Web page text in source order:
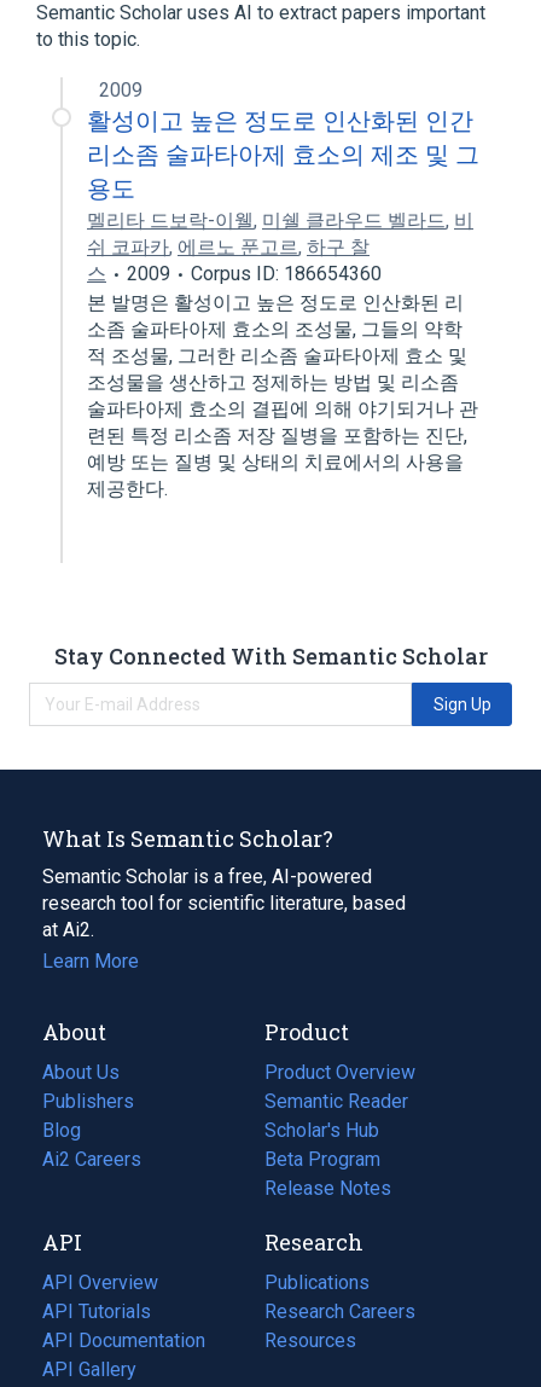
Semantic Scholar uses AI to extract papers important
to this topic.
2009
활성이고 높은 정도로 인산화된 인간
리소좀 술파타아제 효소의 제조 및 그
용도
멜리타 드보락-이웰, 미쉘 클라우드 벨라드, 비
쉬 코파카, 에르노 푼고르, 하구 찰
스
2009
Corpus ID: 186654360
본 발명은 활성이고 높은 정도로 인산화된 리
소좀 술파타아제 효소의 조성물, 그들의 약학
적 조성물, 그러한 리소좀 술파타아제 효소 및
조성물을 생산하고 정제하는 방법 및 리소좀
술파타아제 효소의 결핍에 의해 야기되거나 관
련된 특정 리소좀 저장 질병을 포함하는 진단,
예방 또는 질병 및 상태의 치료에서의 사용을
제공한다.
Stay Connected With Semantic Scholar
Sign Up
What Is Semantic Scholar?
Semantic Scholar is a free, AI-powered
research tool for scientific literature, based
at Ai2.
Learn More
About
About Us
Publishers
Blog
(opens
in
tab)
Ai2 Careers
(opens
new
tab)
Product
Product Overview
Semantic Reader
Scholar's Hub
Beta Program
Release Notes
API
API Overview
API Tutorials
API Documentation
(opens
in
API Gallery
Research
Publications
(opens
in
a
Research Careers
(opens
in
Resources
(opens